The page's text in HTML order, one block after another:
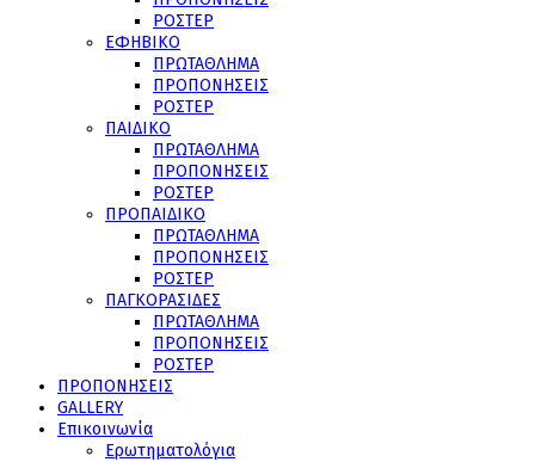
ΡΟΣΤΕΡ
ΕΦΗΒΙΚΟ
ΠΡΩΤΑΘΛΗΜΑ
ΠΡΟΠΟΝΗΣΕΙΣ
ΡΟΣΤΕΡ
ΠΑΙΔΙΚΟ
ΠΡΩΤΑΘΛΗΜΑ
ΠΡΟΠΟΝΗΣΕΙΣ
ΡΟΣΤΕΡ
ΠΡΟΠΑΙΔΙΚΟ
ΠΡΩΤΑΘΛΗΜΑ
ΠΡΟΠΟΝΗΣΕΙΣ
ΡΟΣΤΕΡ
ΠΑΓΚΟΡΑΣΙΔΕΣ
ΠΡΩΤΑΘΛΗΜΑ
ΠΡΟΠΟΝΗΣΕΙΣ
ΡΟΣΤΕΡ
ΠΡΟΠΟΝΗΣΕΙΣ
GALLERY
Επικοινωνία
Ερωτηματολόγια